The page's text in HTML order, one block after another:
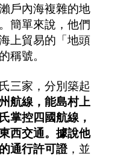
戶內海複雜的地
簡單來說，他們
上貿易的「地頭
稱號。
三家，分別築起
航線，能島村上
掌控四國航線，
西交通。據說他
通行許可證，並